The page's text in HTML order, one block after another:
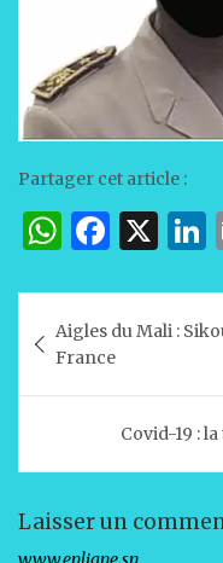
Partager cet article :
W
at
s
A
p
F
c
e
b
o
o
X
de
l’article
Aigles du Mali :
France
Covid-19 :
Laisser un